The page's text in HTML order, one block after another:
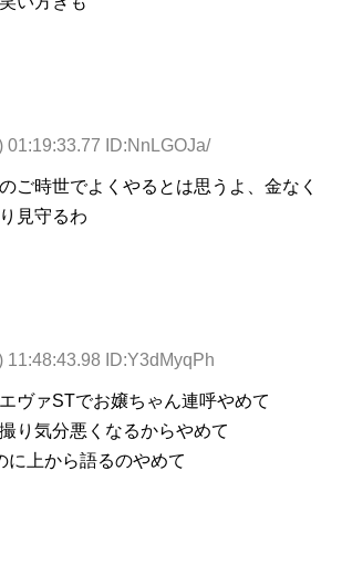
01:19:33.77 ID:NnLGOJa/
ご時世でよくやるとは思うよ、金なく
見守るわ
11:48:43.98 ID:Y3dMyqPh
ヴァSTでお嬢ちゃん連呼やめて
り気分悪くなるからやめて
に上から語るのやめて